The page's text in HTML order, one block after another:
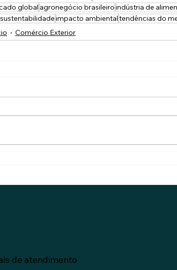
global agronegócio brasileiroindústria de
sustentabilidadeimpacto ambientaltendências do
Comércio Exterior
de atendimento